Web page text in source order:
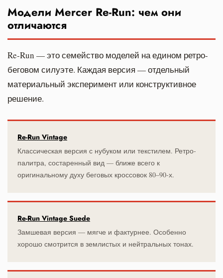
Модели Mercer Re-Run: чем они
отличаются
Re-Run — это семейство моделей на едином ретро-
беговом силуэте. Каждая версия — отдельный
материальный эксперимент или конструктивное
решение.
Re-Run Vintage
Классическая версия с нубуком или текстилем. Ретро-
палитра, состаренный вид — ближе всего к
оригинальному духу беговых кроссовок 80–90-х.
Re-Run Vintage Suede
Замшевая версия — мягче и фактурнее. Особенно
хорошо смотрится в землистых и нейтральных тонах.